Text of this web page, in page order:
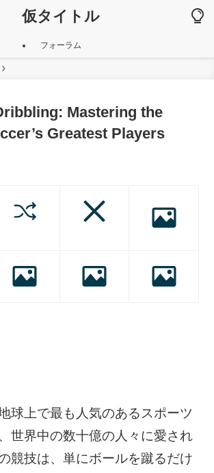
仮タイトル
フォーラム
Mastering the
Greatest Players
球上で最も人気のあるスポーツ
世界中の数十億の人々に愛され
競技は、単にボールを蹴るだけ